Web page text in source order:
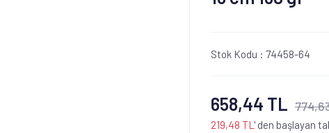
Stok Kodu : 74458-64
658,44 TL
219,48 TL ' den başlayan